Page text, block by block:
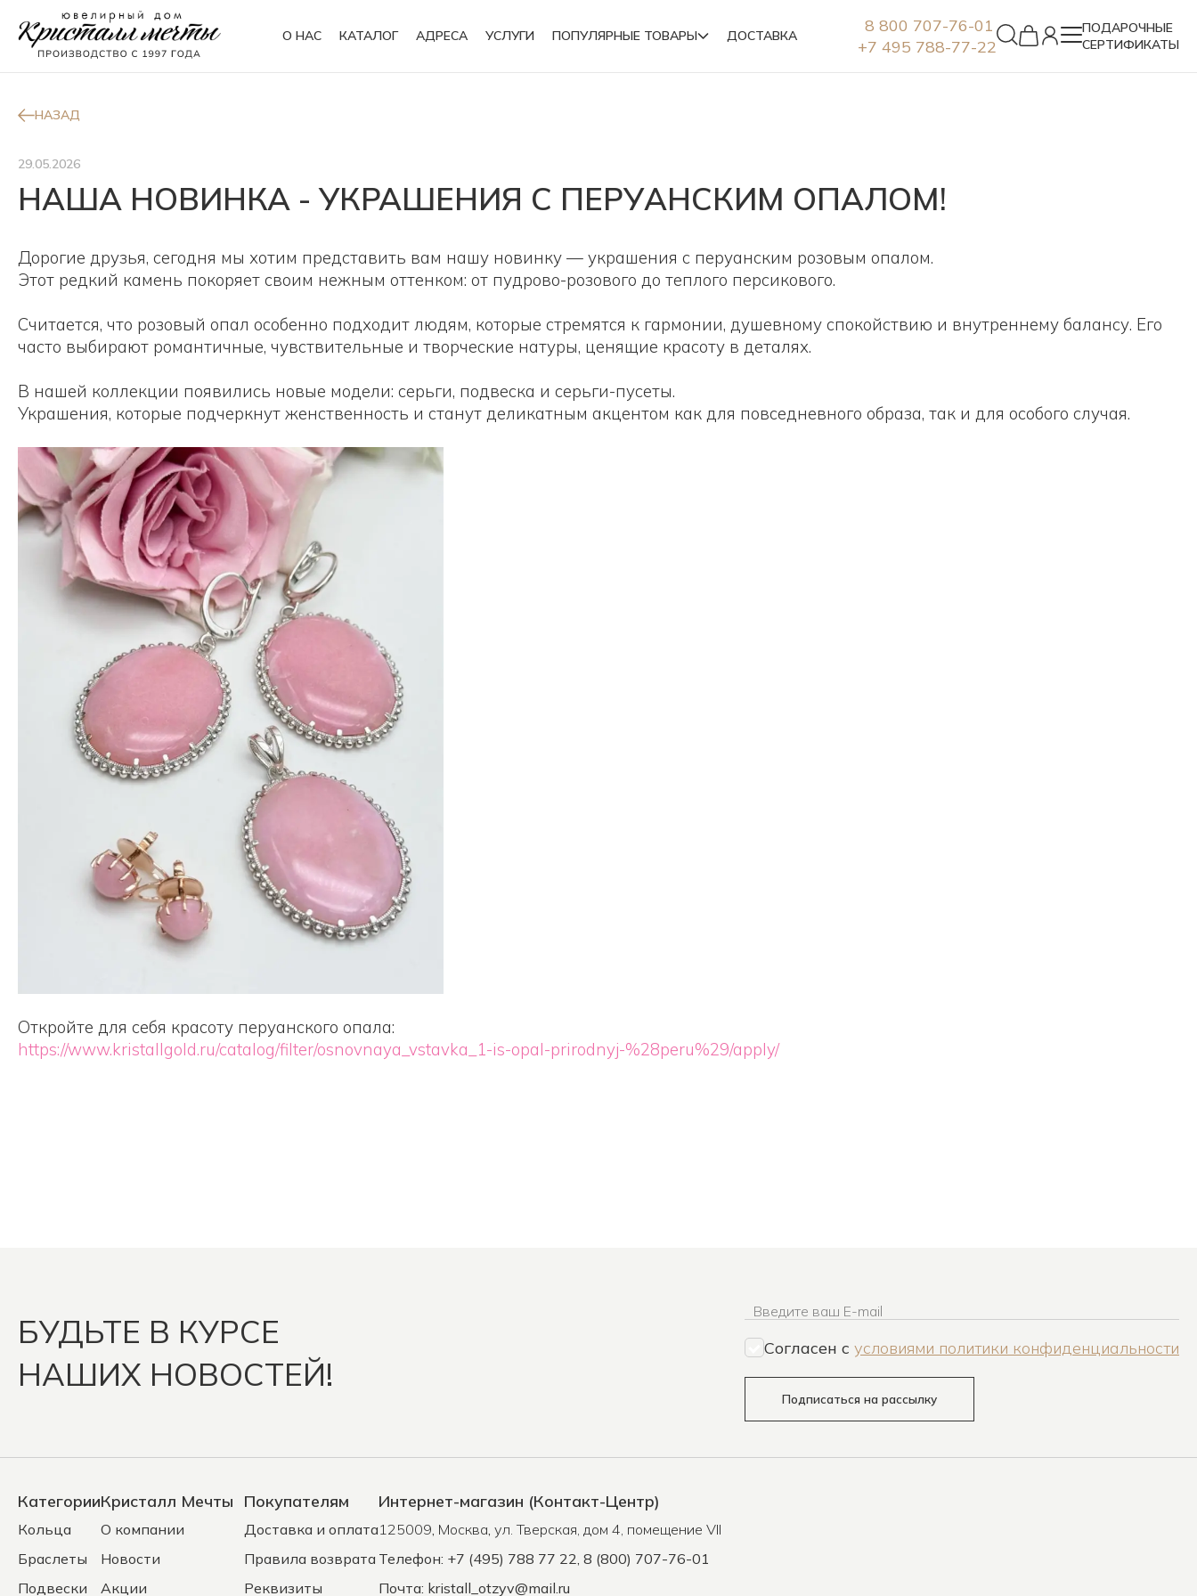
О НАС КАТАЛОГ АДРЕСА УСЛУГИ ПОПУЛЯРНЫЕ ТОВАРЫ ДОСТАВКА
8 800 707-76-01
+7 495 788-77-22
ПОДАРОЧНЫЕ
СЕРТИФИКАТЫ
Кольца
Колье Сувениры Броши
НАЗАД
29.05.2026
НАША НОВИНКА - УКРАШЕНИЯ С ПЕРУАНСКИМ ОПАЛОМ!
Дорогие друзья, сегодня мы хотим представить вам нашу новинку — украшения с перуанским розовым опалом.
Этот редкий камень покоряет своим нежным оттенком: от пудрово-розового до теплого персикового.
Считается, что розовый опал особенно подходит людям, которые стремятся к гармонии, душевному спокойствию и внутреннему балансу. Его
часто выбирают романтичные, чувствительные и творческие натуры, ценящие красоту в деталях.
В нашей коллекции появились новые модели: серьги, подвеска и серьги-пусеты.
Украшения, которые подчеркнут женственность и станут деликатным акцентом как для повседневного образа, так и для особого случая.
Откройте для себя красоту перуанского опала:
https://www.kristallgold.ru/catalog/filter/osnovnaya_vstavka_1-is-opal-prirodnyj-%28peru%29/apply/
БУДЬТЕ В КУРСЕ
НАШИХ НОВОСТЕЙ!
Введите ваш E-mail
Согласен c условиями политики конфиденциальности
Подписаться на рассылку
Категории
Кольца
Браслеты
Подвески
Кристалл Мечты
О компании
Новости
Акции
Покупателям
Доставка и оплата
Правила возврата
Реквизиты
Интернет-магазин (Контакт-Центр)
125009, Москва, ул. Тверская, дом 4, помещение VII
Телефон: +7 (495) 788 77 22, 8 (800) 707-76-01
Почта: kristall_otzyv@mail.ru